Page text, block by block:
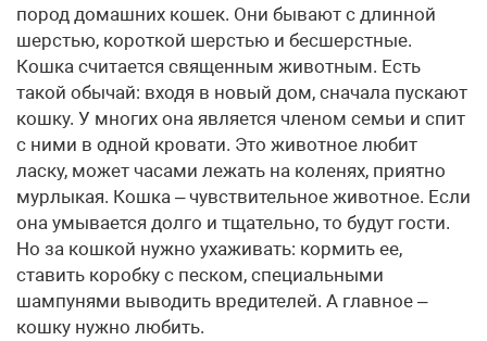
пород домашних кошек. Они бывают с длинной
шерстью, короткой шерстью и бесшерстные.
Кошка считается священным животным. Есть
такой обычай: входя в новый дом, сначала пускают
кошку. У многих она является членом семьи и спит
с ними в одной кровати. Это животное любит
ласку, может часами лежать на коленях, приятно
мурлыкая. Кошка – чувствительное животное. Если
она умывается долго и тщательно, то будут гости.
Но за кошкой нужно ухаживать: кормить ее,
ставить коробку с песком, специальными
шампунями выводить вредителей. А главное –
кошку нужно любить.